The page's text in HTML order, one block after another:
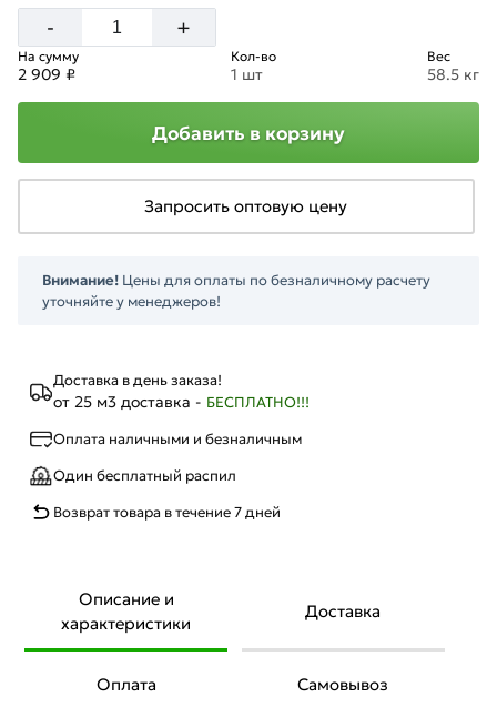
Доставка в день заказа!
от 25 м3 доставка - БЕСПЛАТНО!!!
Оплата наличными и безналичным
Один бесплатный распил
Возврат товара в течение 7 дней
- +
На сумму
2 909 ₽
Кол-во
1 шт
Вес
58.5 кг
Добавить в корзину
Запросить оптовую цену
Внимание! Цены для оплаты по безналичному расчету
уточняйте у менеджеров!
Описание и
характеристики
Доставка
Оплата Самовывоз